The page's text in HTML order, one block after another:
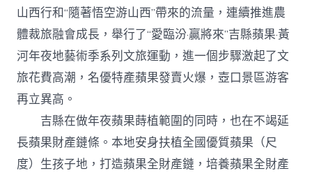
山西行和“隨著悟空游山西”帶來的流量，連續推進農
體裁旅融會成長，舉行了“愛臨汾·贏將來”吉縣蘋果·黃
河年夜地藝術季系列文旅運動，進一個步驟激起了文
旅花費高潮，名優特產蘋果發賣火爆，壺口景區游客
再立異高。
吉縣在做年夜蘋果蒔植範圍的同時，也在不竭延
長蘋果財產鏈條。本地安身扶植全國優質蘋果（尺
度）生孩子地，打造蘋果全財產鏈，培養蘋果全財產